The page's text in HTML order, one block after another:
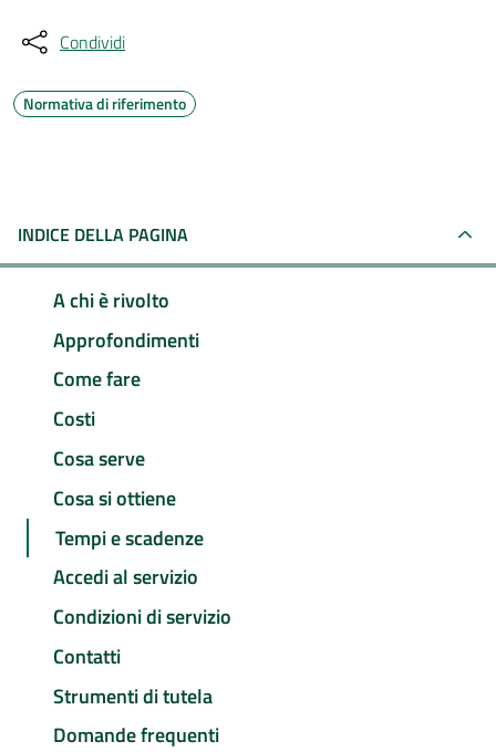
Condividi
Normativa di riferimento
INDICE DELLA PAGINA
A chi è rivolto
Approfondimenti
Come fare
Costi
Cosa serve
Cosa si ottiene
Tempi e scadenze
Accedi al servizio
Condizioni di servizio
Contatti
Strumenti di tutela
Domande frequenti